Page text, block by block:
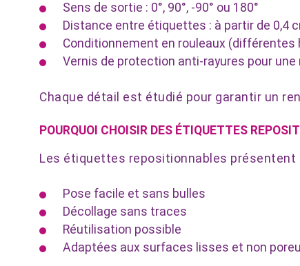
Sens de sortie : 0°, 90°, -90° ou 180°
Distance entre étiquettes : à partir de 0,4
Conditionnement en rouleaux (différentes
Vernis de protection anti-rayures pour
Chaque détail est étudié pour garantir un
POURQUOI CHOISIR DES ÉTIQUETTES
Les étiquettes repositionnables présentent
Pose facile et sans bulles
Décollage sans traces
Réutilisation possible
Adaptées aux surfaces lisses et non